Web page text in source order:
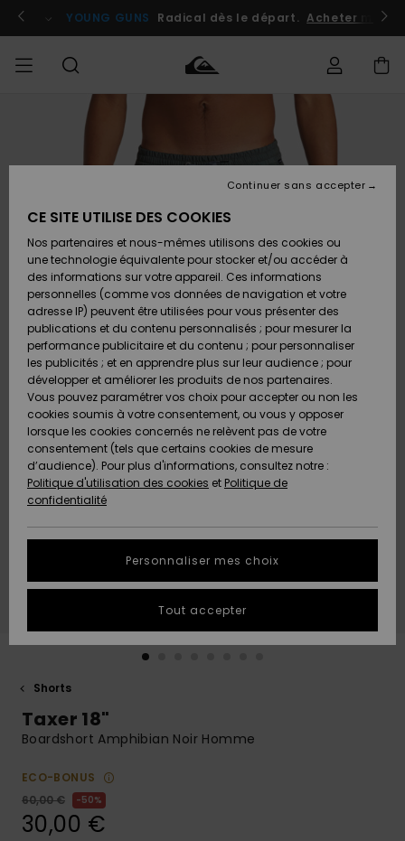
l'information
le
Se connecter / s'inscrire
YOUNG GUNS Radical dès le départ. Acheter
Chaussures
& Tongs
Surf
Snow
Nouveautés
A
Découvrir
Chaussures
& Tongs
Surf
Snow
Nouveautés
A
Découvrir
FEMME
A
Découvrir
Snow
SURF
Shop
Homme
Surf
Shop
Enfant
Highlights
Communauté
SNOW
Shop
Homme
Snow
Shop
Enfant
Snow
Shop
Femme
A
Découvrir
Communauté
OUTLET
Homme
Enfant
Outlet
Femme
AIDE &
CONTACT
Accéder à
commande
Retours
Paiement
Carte
Cadeau
Quiksilver
Freedom
Protection
des
tailles
conversation
à votre
MAGASINS
QUIKSILVER
Shorts
Taxer 18"
Boardshort Amphibian Noir Homme
ECO-BONUS
60,00 €
50%
30,00 €
CE SITE UTILISE DES COOKIES
Nos partenaires et nous-mêmes utilisons des cookies ou
une technologie équivalente pour stocker et/ou accéder à
des informations sur votre appareil. Ces informations
personnelles (comme vos données de navigation et votre
adresse IP) peuvent être utilisées pour vous présenter des
publications et du contenu personnalisés ; pour mesurer la
performance publicitaire et du contenu ; pour personnaliser
les publicités ; et en apprendre plus sur leur audience ; pour
développer et améliorer les produits de nos partenaires.
Vous pouvez paramétrer vos choix pour accepter ou non les
cookies soumis à votre consentement, ou vous y opposer
lorsque les cookies concernés ne relèvent pas de votre
consentement (tels que certains cookies de mesure
d’audience). Pour plus d'informations, consultez notre :
Politique d'utilisation des cookies et Politique de
confidentialité
Personnaliser mes choix
Continuer sans accepter
Tout accepter